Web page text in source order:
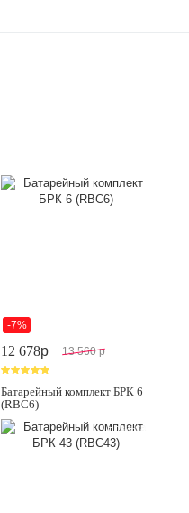
-7%
12 678p 13 560 p
Батарейный комплект БРК 6
(RBC6)
Новинка